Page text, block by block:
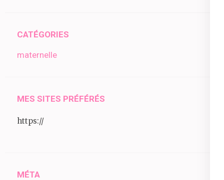
CATÉGORIES
maternelle
MES SITES PRÉFÉRÉS
https://
MÉTA